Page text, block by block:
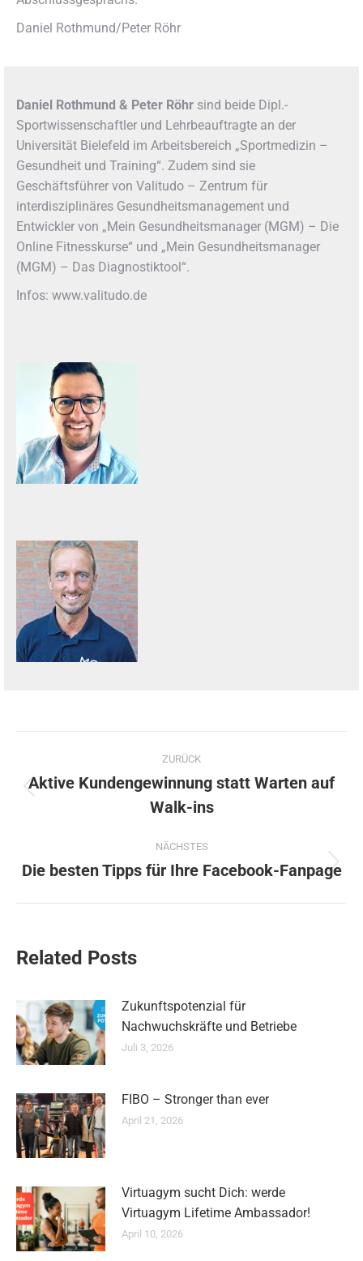
Daniel Rothmund/Peter Röhr
Daniel Rothmund & Peter Röhr sind beide Dipl.-
Sportwissenschaftler und Lehrbeauftragte an der
Universität Bielefeld im Arbeitsbereich „Sportmedizin –
Gesundheit und Training“. Zudem sind sie
Geschäftsführer von Valitudo – Zentrum für
interdisziplinäres Gesundheitsmanagement und
Entwickler von „Mein Gesundheitsmanager (MGM) – Die
Online Fitnesskurse“ und „Mein Gesundheitsmanager
(MGM) – Das Diagnostiktool“.
Infos: www.valitudo.de
Kommentarnavigation
ZURÜCK
Vorheriger
Beitrag:
Aktive Kundengewinnung statt Warten auf
Walk-ins
NÄCHSTES
Nächster
Die besten Tipps für Ihre Facebook-Fanpage
Related Posts
Zukunftspotenzial für
Nachwuchskräfte und Betriebe
Juli 3, 2026
FIBO – Stronger than ever
April 21, 2026
Virtuagym sucht Dich: werde
Virtuagym Lifetime Ambassador!
April 10, 2026